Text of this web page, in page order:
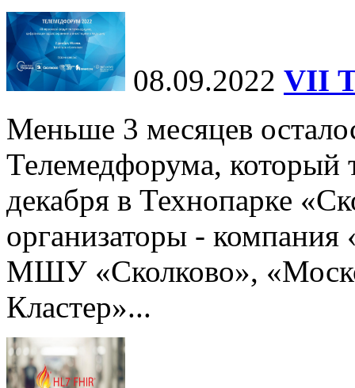
08.09.2022 VII
Меньше 3 месяцев
Телемедфорума, который
декабря в Технопарке
организаторы -
МШУ «Сколково»,
Кластер»...